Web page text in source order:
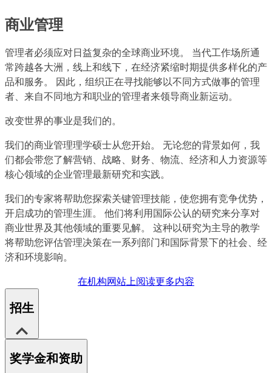
商业管理
管理者必须应对日益复杂的全球商业环境。 当代工作场所通
常跨越各大洲，线上和线下，在经济紧缩时期提供多样化的产
品和服务。 因此，组织正在寻找能够以不同方式做事的管理
者、来自不同地方和职业的管理者来领导商业新运动。
改变世界的事业是我们的。
我们的商业管理理学硕士从您开始。 无论您的背景如何，我
们都会带您了解营销、战略、财务、物流、经济和人力资源等
核心领域的企业管理最新研究和实践。
我们的专家将帮助您探索关键管理技能，使您拥有竞争优势，
开启成功的管理生涯。 他们将利用国际公认的研究来分享对
商业世界及其他领域的重要见解。 这种以研究为主导的教学
将帮助您评估管理决策在一系列部门和国际背景下的社会、经
济和环境影响。
在机构网站上阅读更多内容
招生
奖学金和资助